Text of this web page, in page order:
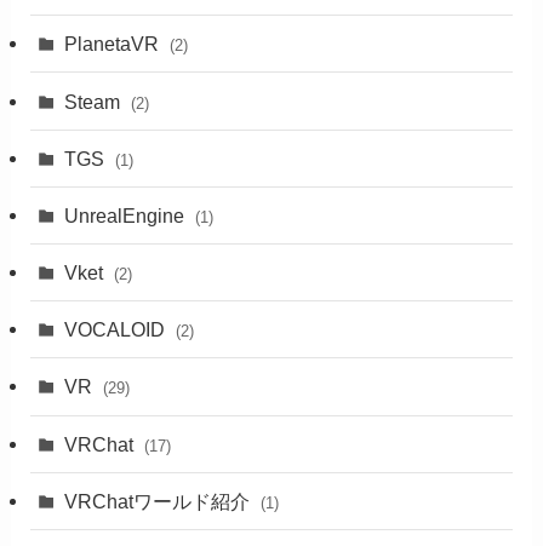
PlanetaVR (2)
Steam (2)
TGS (1)
UnrealEngine (1)
Vket (2)
VOCALOID (2)
VR (29)
VRChat (17)
VRChatワールド紹介 (1)